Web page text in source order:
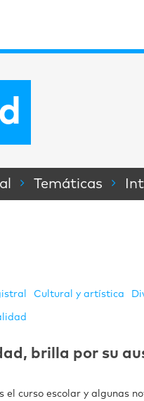
Temáticas
Cultural y artística
brilla por su
el curso escolar y algunas